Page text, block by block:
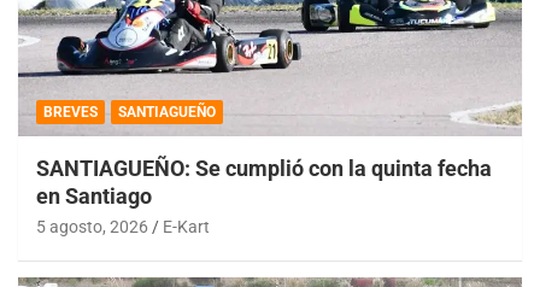
BREVES SANTIAGUEÑO
SANTIAGUEÑO: Se cumplió con la quinta fecha
en Santiago
5 agosto, 2026 E-Kart